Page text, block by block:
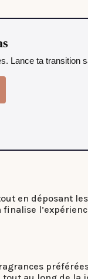
Lance ta transition
en déposant